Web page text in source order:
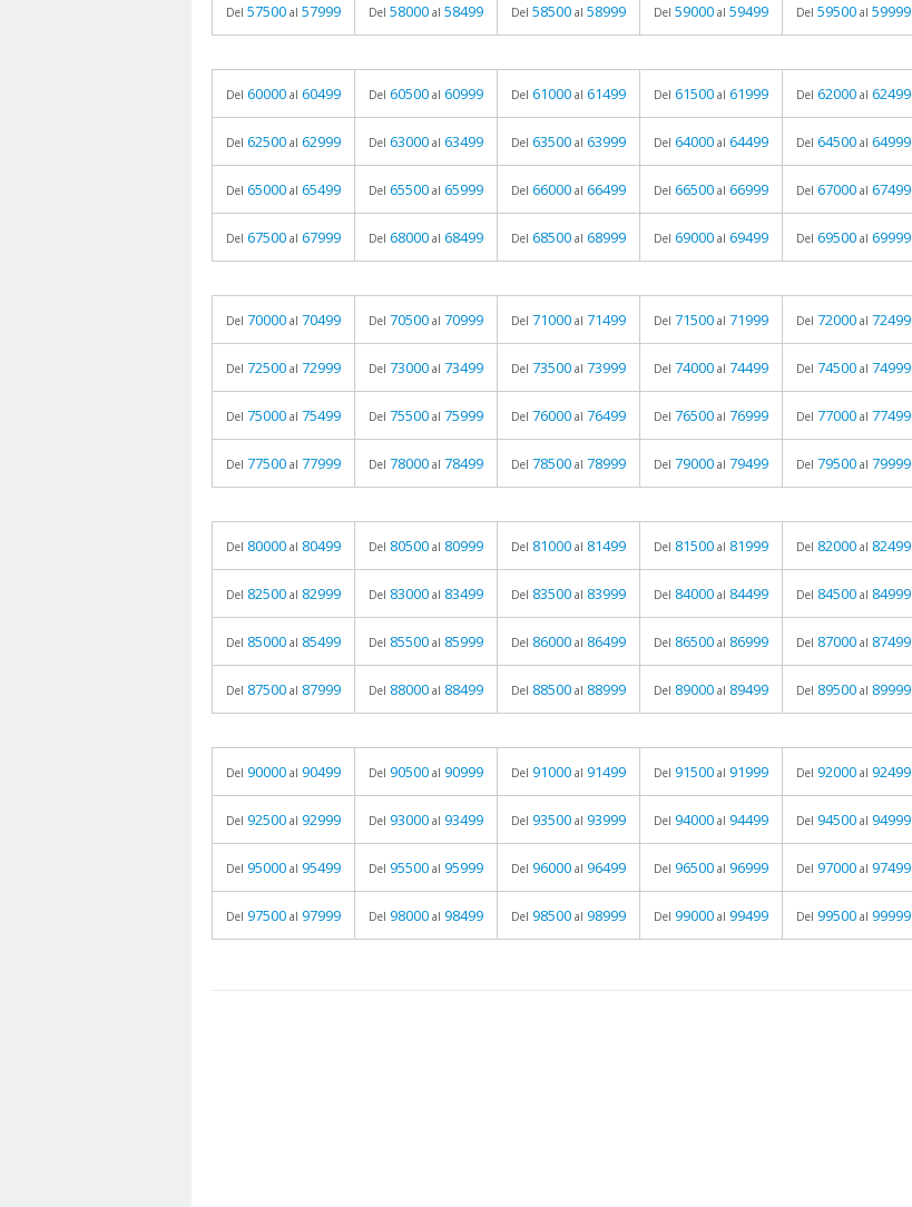
Del 57500 al 57999 Del 58000 al 58499 Del 58500 al 58999 Del 59000 al 59499 Del 59500 al 59999
Del 60000 al 60499 Del 60500 al 60999 Del 61000 al 61499 Del 61500 al 61999 Del 62000 al 62499
Del 62500 al 62999 Del 63000 al 63499 Del 63500 al 63999 Del 64000 al 64499 Del 64500 al 64999
Del 65000 al 65499 Del 65500 al 65999 Del 66000 al 66499 Del 66500 al 66999 Del 67000 al 67499
Del 67500 al 67999 Del 68000 al 68499 Del 68500 al 68999 Del 69000 al 69499 Del 69500 al 69999
Del 70000 al 70499 Del 70500 al 70999 Del 71000 al 71499 Del 71500 al 71999 Del 72000 al 72499
Del 72500 al 72999 Del 73000 al 73499 Del 73500 al 73999 Del 74000 al 74499 Del 74500 al 74999
Del 75000 al 75499 Del 75500 al 75999 Del 76000 al 76499 Del 76500 al 76999 Del 77000 al 77499
Del 77500 al 77999 Del 78000 al 78499 Del 78500 al 78999 Del 79000 al 79499 Del 79500 al 79999
Del 80000 al 80499 Del 80500 al 80999 Del 81000 al 81499 Del 81500 al 81999 Del 82000 al 82499
Del 82500 al 82999 Del 83000 al 83499 Del 83500 al 83999 Del 84000 al 84499 Del 84500 al 84999
Del 85000 al 85499 Del 85500 al 85999 Del 86000 al 86499 Del 86500 al 86999 Del 87000 al 87499
Del 87500 al 87999 Del 88000 al 88499 Del 88500 al 88999 Del 89000 al 89499 Del 89500 al 89999
Del 90000 al 90499 Del 90500 al 90999 Del 91000 al 91499 Del 91500 al 91999 Del 92000 al 92499
Del 92500 al 92999 Del 93000 al 93499 Del 93500 al 93999 Del 94000 al 94499 Del 94500 al 94999
Del 95000 al 95499 Del 95500 al 95999 Del 96000 al 96499 Del 96500 al 96999 Del 97000 al 97499
Del 97500 al 97999 Del 98000 al 98499 Del 98500 al 98999 Del 99000 al 99499 Del 99500 al 99999